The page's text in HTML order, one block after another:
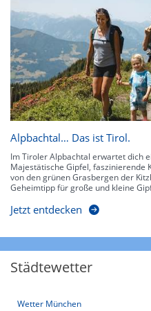
Alpbachtal… Das ist Tirol.
Im Tiroler Alpbachtal erwartet dich
Majestätische Gipfel, faszinierende
von den grünen Grasbergen der
Geheimtipp für große und kleine
Jetzt entdecken
Städtewetter
Wetter München